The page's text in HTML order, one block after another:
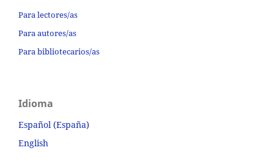
Para lectores/as
Para autores/as
Para bibliotecarios/as
Idioma
Español (España)
English